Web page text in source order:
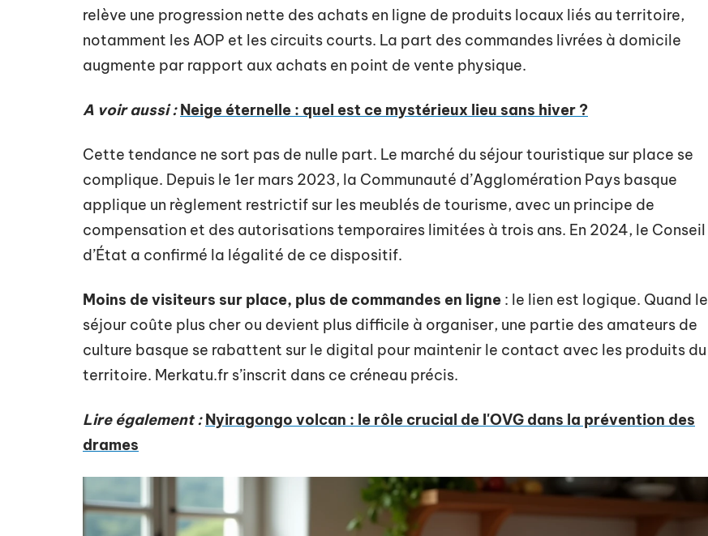
relève une progression nette des achats en ligne de produits locaux liés au territoire,
notamment les AOP et les circuits courts. La part des commandes livrées à domicile
augmente par rapport aux achats en point de vente physique.
A voir aussi : Neige éternelle : quel est ce mystérieux lieu sans hiver ?
Cette tendance ne sort pas de nulle part. Le marché du séjour touristique sur place se
complique. Depuis le 1er mars 2023, la Communauté d’Agglomération Pays basque
applique un règlement restrictif sur les meublés de tourisme, avec un principe de
compensation et des autorisations temporaires limitées à trois ans. En 2024, le Conseil
d’État a confirmé la légalité de ce dispositif.
Moins de visiteurs sur place, plus de commandes en ligne : le lien est logique. Quand le
séjour coûte plus cher ou devient plus difficile à organiser, une partie des amateurs de
culture basque se rabattent sur le digital pour maintenir le contact avec les produits du
territoire. Merkatu.fr s’inscrit dans ce créneau précis.
Lire également : Nyiragongo volcan : le rôle crucial de l'OVG dans la prévention des
drames